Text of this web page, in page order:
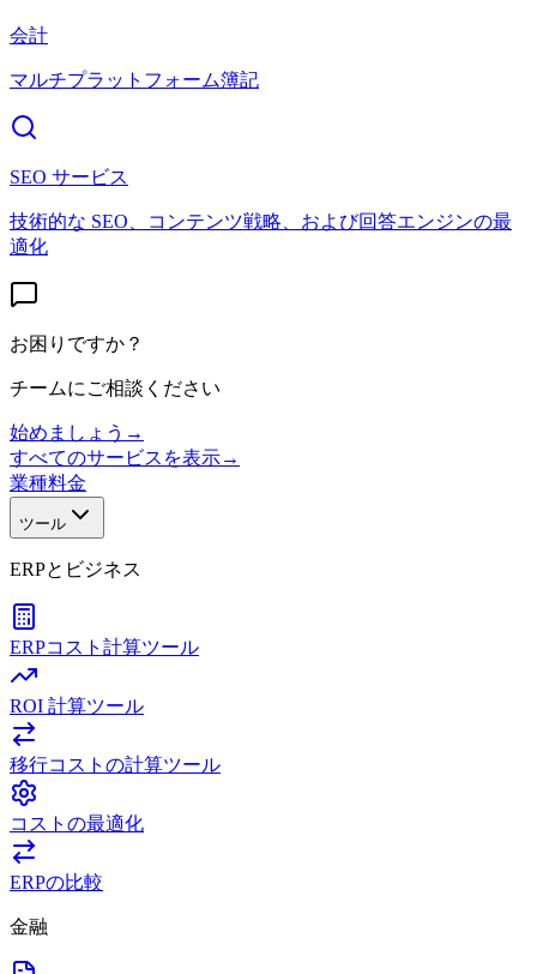
会計
マルチプラットフォーム簿記
SEO サービス
技術的な SEO、コンテンツ戦略、および回答エンジンの最
適化
お困りですか？
チームにご相談ください
始めましょう →
すべてのサービスを表示→
業種料金
ツール
ERPとビジネス
ERPコスト計算ツール
ROI 計算ツール
移行コストの計算ツール
コストの最適化
ERPの比較
金融